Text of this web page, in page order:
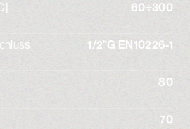
60÷300
1/2"G EN10226-1
80
70